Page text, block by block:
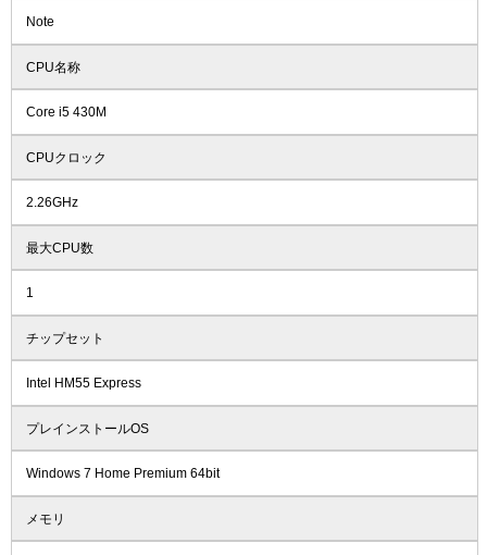
Note
CPU名称
Core i5 430M
CPUクロック
2.26GHz
最大CPU数
1
チップセット
Intel HM55 Express
プレインストールOS
Windows 7 Home Premium 64bit
メモリ